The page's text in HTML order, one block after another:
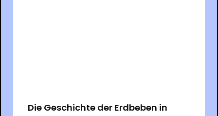
Die Geschichte der Erdbeben in